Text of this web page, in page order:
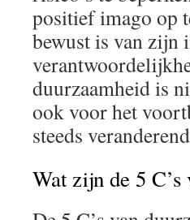
positief imago op
bewust is van zijn
duurzaamheid is
ook voor het
steeds
Wat zijn de 5 C’s